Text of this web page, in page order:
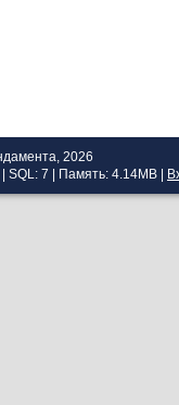
2026
SQL: 7 | Память: 4.14MB